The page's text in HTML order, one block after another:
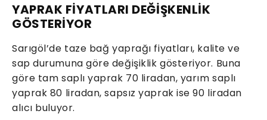
YAPRAK FİYATLARI DEĞİŞKENLİK
GÖSTERİYOR
Sarıgöl’de taze bağ yaprağı fiyatları, kalite ve
sap durumuna göre değişiklik gösteriyor. Buna
göre tam saplı yaprak 70 liradan, yarım saplı
yaprak 80 liradan, sapsız yaprak ise 90 liradan
alıcı buluyor.